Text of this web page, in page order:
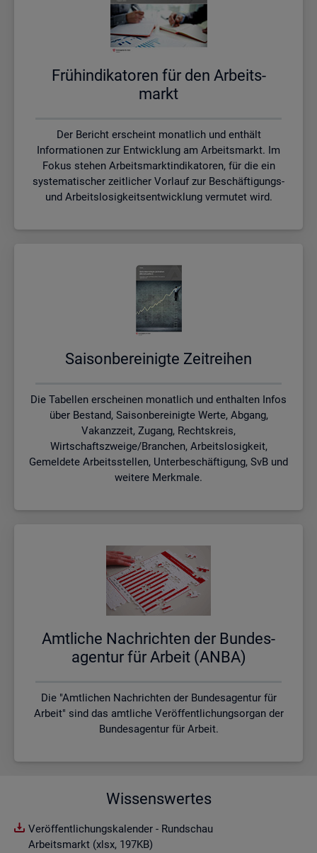
Früh­in­di­ka­to­ren für den Ar­beits­
markt
Der Bericht erscheint monatlich und enthält
Informationen zur Entwicklung am Arbeitsmarkt. Im
Fokus stehen Arbeitsmarktindikatoren, für die ein
systematischer zeitlicher Vorlauf zur Beschäftigungs-
und Arbeitslosigkeitsentwicklung vermutet wird.
Sai­son­be­rei­nig­te Zeit­rei­hen
Die Tabellen erscheinen monatlich und enthalten Infos
über Bestand, Saisonbereinigte Werte, Abgang,
Vakanzzeit, Zugang, Rechtskreis,
Wirtschaftszweige/Branchen, Arbeitslosigkeit,
Gemeldete Arbeitsstellen, Unterbeschäftigung, SvB und
weitere Merkmale.
Amt­li­che Nach­rich­ten der Bun­des­
agen­tur für Ar­beit (ANBA)
Die "Amtlichen Nachrichten der Bundesagentur für
Arbeit" sind das amtliche Veröffentlichungsorgan der
Bundesagentur für Arbeit.
Wissenswertes
Veröffentlichungskalender - Rundschau
Arbeitsmarkt (xlsx, 197KB)